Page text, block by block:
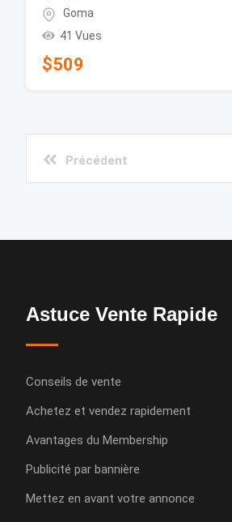
Goma
41 Vues
$509
Précédent
Astuce Vente Rapide
Conseils de vente
Achetez et vendez rapidement
Avantages du Membership
Publicité par bannière
Mettez en avant votre annonce